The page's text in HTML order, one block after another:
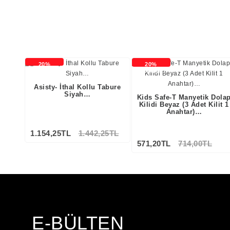
20%
Asisty- İthal Kollu Tabure
Siyah…
1.154,25TL 1.442,25TL
20%
İNDİRİMLİ
Kids Safe-T Manyetik
Kilidi Beyaz (3 Adet Kilit 1
Anahtar)…
571,20TL 714,00TL
E-BÜLTEN